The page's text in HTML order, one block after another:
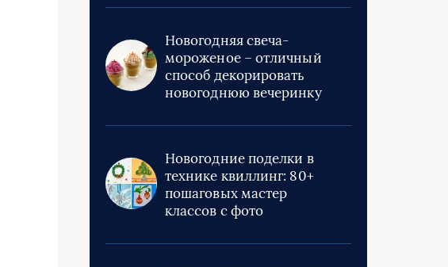
Новогодняя свеча-
мороженое – отличный
способ декорировать
новогоднюю вечеринку
Новогодние поделки в
технике квиллинг: 80+
пошаговых мастер
классов с фото